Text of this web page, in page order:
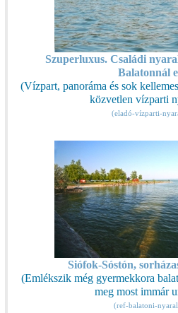
Szuperluxus. Családi
Balatonnál
(Vízpart, panoráma és sok
közvetlen vízparti
(eladó-vízparti-
Siófok-Sóstón,
(Emlékszik még gyermekkora
meg most immár
(ref-balatoni-